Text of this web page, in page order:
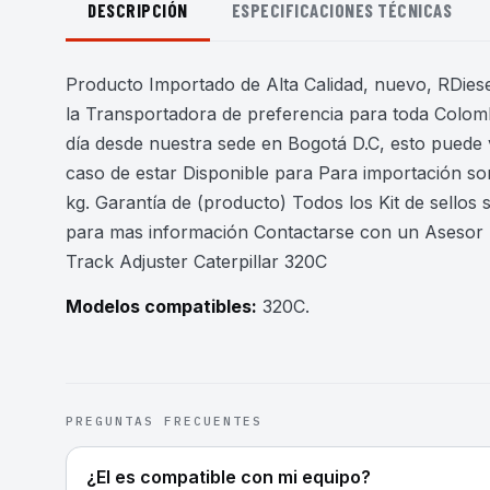
DESCRIPCIÓN ESPECIFICACIONES TÉCNICAS
Producto Importado de Alta Calidad, nuevo,
la Transportadora de preferencia para toda
día desde nuestra sede en Bogotá D.C, esto
caso de estar Disponible para Para importación
kg. Garantía de (producto) Todos los Kit de
para mas información Contactarse con un
Track Adjuster Caterpillar 320C
Modelos compatibles: 320C.
PREGUNTAS FRECUENTES
¿El es compatible con mi equipo?